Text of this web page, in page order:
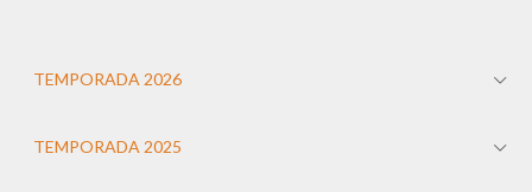
TEMPORADA 2026
TEMPORADA 2025